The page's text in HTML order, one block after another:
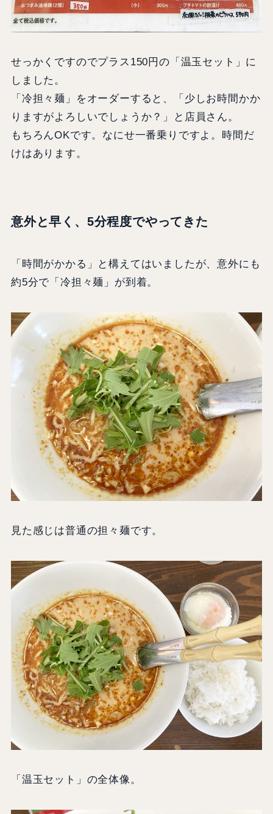
せっかくですのでプラス150円の「温玉セット」に
しました。
「冷担々麺」をオーダーすると、「少しお時間かか
りますがよろしいでしょうか？」と店員さん。
もちろんOKです。なにせ一番乗りですよ。時間だ
けはあります。
意外と早く、5分程度でやってきた
「時間がかかる」と構えてはいましたが、意外にも
約5分で「冷担々麺」が到着。
見た感じは普通の担々麺です。
「温玉セット」の全体像。